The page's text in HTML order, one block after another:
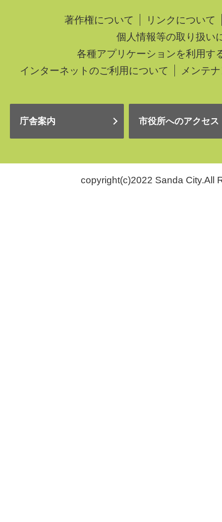
著作権について
リンクについて
個人情報等の取り扱い
各種アプリケーションを利用す
インターネットのご利用について
メンテ
庁舎案内 市役所へのアクセス
copyright(c)2022 Sanda City.All